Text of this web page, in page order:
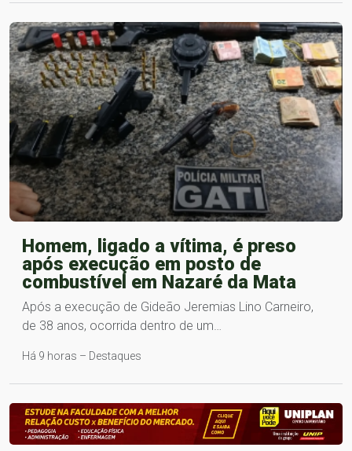
Homem, ligado a vítima, é preso
após execução em posto de
combustível em Nazaré da Mata
Após a execução de Gideão Jeremias Lino Carneiro,
de 38 anos, ocorrida dentro de um…
Há 9 horas – Destaques